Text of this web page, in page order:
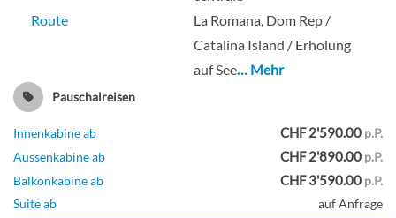
Route
La Romana, Dom Rep /
Catalina Island / Erholung
auf See… Mehr
Pauschalreisen
Innenkabine ab CHF 2'590.00 p.P.
Aussenkabine ab
CHF 2'890.00 p.P.
Balkonkabine ab
CHF 3'590.00 p.P.
Suite ab
auf Anfrage